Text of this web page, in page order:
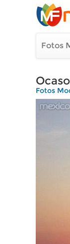
Fotos
Ocaso
Fotos